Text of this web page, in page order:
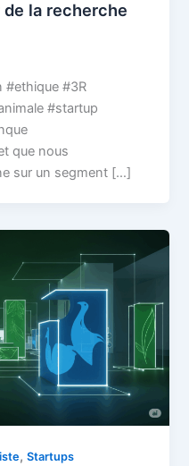
de la recherche
#3R
#startup
que nous
sur un segment […]
,Startups